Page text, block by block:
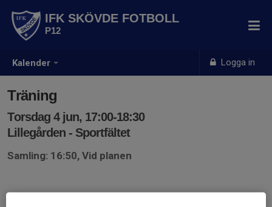
Kalender Logga in
IFK SKÖVDE FOTBOLL
P12
Träning
Torsdag 4 jun, 17:00-18:30
Lillegården - Sportfältet
Samling: 16:50, Vid planen